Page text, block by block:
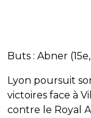
Buts : Abner
Lyon poursuit
victoires face à
contre le Royal